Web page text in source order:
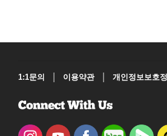
1:1문의 이용약관 개인정보보호